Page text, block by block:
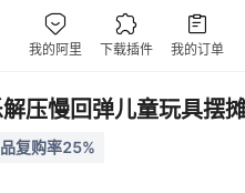
压慢回弹儿童玩具摆
复购率25%